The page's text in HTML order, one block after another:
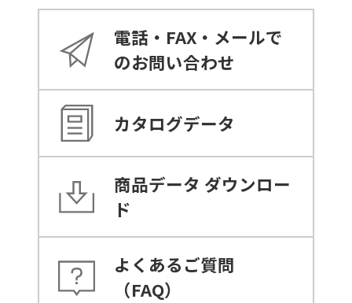
電話・FAX・メールで
のお問い合わせ
カタログデータ
商品データ ダウンロー
ド
よくあるご質問
（FAQ）